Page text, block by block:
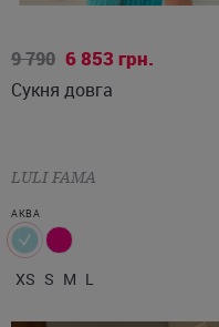
9 790 6 853 грн.
Сукня довга
LULI FAMA
АКВА
XS S M L